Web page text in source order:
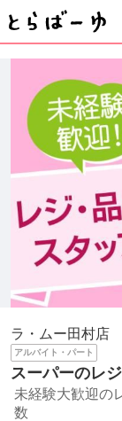
ラ・ムー田村店
アルバイト・パート
スーパーのレ
未経験大歓迎の
数